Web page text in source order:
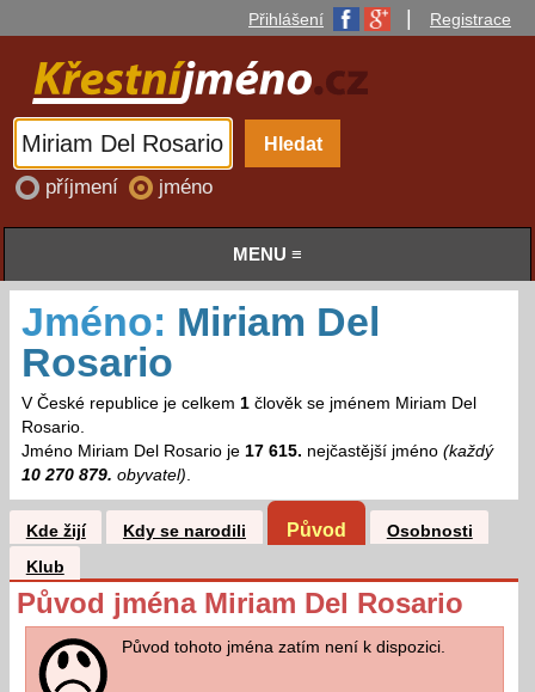
Přihlášení Registrace
příjmení jméno
MENU ≡
Jméno: Miriam Del
Rosario
V České republice je celkem 1člověk se jménem Miriam Del
Rosario.
Jméno Miriam Del Rosario je 17 615. nejčastější jméno (každý
10 270 879. obyvatel).
Kde žijí Kdy se narodili Původ
Osobnosti
Klub
Původ jména Miriam Del Rosario
Původ tohoto jména zatím není k dispozici.